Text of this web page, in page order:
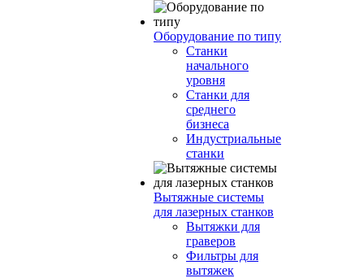
Оборудование по типу
Cтанки
начального
уровня
Станки для
среднего
бизнеса
Индустриальные
станки
Вытяжные системы
для лазерных станков
Вытяжки для
граверов
Фильтры для
вытяжек